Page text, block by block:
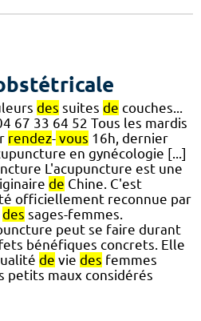
des suites de couches...
67 33 64 52 Tous les mardis
rendez- vous 16h, dernier
en gynécologie [...]
L'acupuncture est une
de Chine. C'est
officiellement reconnue par
des sages-femmes.
peut se faire durant
bénéfiques concrets. Elle
de vie des femmes
petits maux considérés